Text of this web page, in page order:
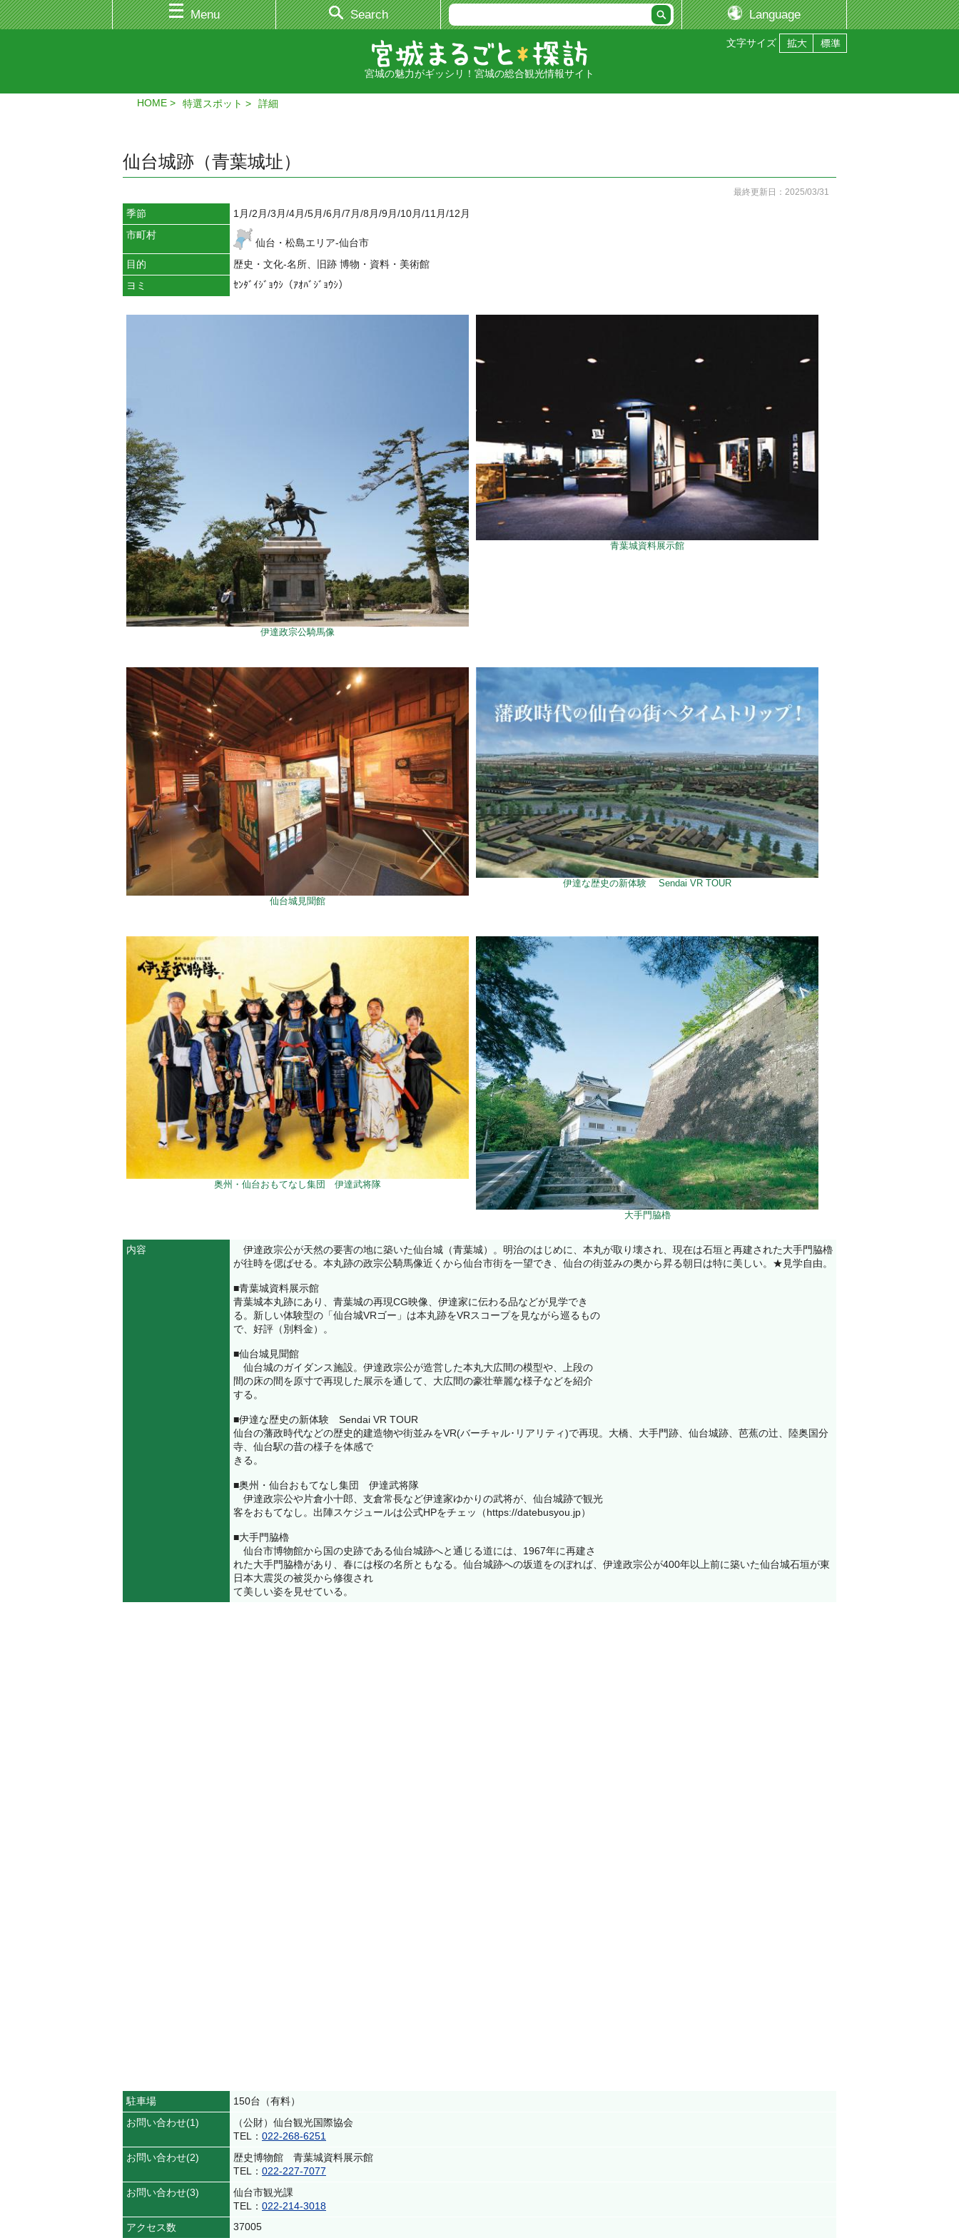
Menu Search Language
文字サイズ
宮城の魅力がギッシリ！宮城の総合観光情報サイト
HOME 特選スポット 詳細
仙台城跡（青葉城址）
最終更新日：2025/03/31
季節
1月/2月/3月/4月/5月/6月/7月/8月/9月/10月/11月/12月
市町村
仙台・松島エリア-仙台市
目的
歴史・文化-名所、旧跡 博物・資料・美術館
ヨミ
ｾﾝﾀﾞｲｼﾞｮｳｼ（ｱｵﾊﾞｼﾞｮｳｼ）
伊達政宗公騎馬像
青葉城資料展示館
仙台城見聞館
伊達な歴史の新体験 Sendai VR TOUR
奥州・仙台おもてなし集団 伊達武将隊
大手門脇櫓
内容
伊達政宗公が天然の要害の地に築いた仙台城（青葉城）。明治のはじめに、本丸が取り壊され、現在は石垣と再建された大手門脇櫓
が往時を偲ばせる。本丸跡の政宗公騎馬像近くから仙台市街を一望でき、仙台の街並みの奥から昇る朝日は特に美しい。★見学自由。
■青葉城資料展示館
青葉城本丸跡にあり、青葉城の再現CG映像、伊達家に伝わる品などが見学でき
る。新しい体験型の「仙台城VRゴー」は本丸跡をVRスコープを見ながら巡るもの
で、好評（別料金）。
■仙台城見聞館
仙台城のガイダンス施設。伊達政宗公が造営した本丸大広間の模型や、上段の
間の床の間を原寸で再現した展示を通して、大広間の豪壮華麗な様子などを紹介
する。
■伊達な歴史の新体験 Sendai VR TOUR
仙台の藩政時代などの歴史的建造物や街並みをVR(バーチャル･リアリティ)で再現。大橋、大手門跡、仙台城跡、芭蕉の辻、陸奥国分
寺、仙台駅の昔の様子を体感で
きる。
■奥州・仙台おもてなし集団 伊達武将隊
伊達政宗公や片倉小十郎、支倉常長など伊達家ゆかりの武将が、仙台城跡で観光
客をおもてなし。出陣スケジュールは公式HPをチェッ（https://datebusyou.jp）
■大手門脇櫓
仙台市博物館から国の史跡である仙台城跡へと通じる道には、1967年に再建さ
れた大手門脇櫓があり、春には桜の名所ともなる。仙台城跡への坂道をのぼれば、伊達政宗公が400年以上前に築いた仙台城石垣が東
日本大震災の被災から修復され
て美しい姿を見せている。
駐車場
150台（有料）
お問い合わせ(1)
（公財）仙台観光国際協会
TEL： 022-268-6251
お問い合わせ(2)
歴史博物館 青葉城資料展示館
TEL： 022-227-7077
お問い合わせ(3)
仙台市観光課
TEL： 022-214-3018
アクセス数
37005